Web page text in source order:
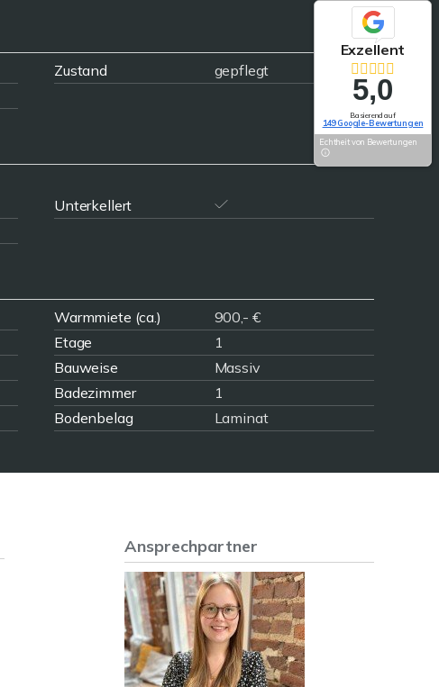
Zustand
gepflegt
Unterkellert
Warmmiete (ca.)
900,- €
Etage
1
Bauweise
Massiv
Badezimmer
1
Bodenbelag Laminat
Ansprechpartner
Exzellent
5,0
Basierend auf
149 Google-Bewertungen
Echtheit von Bewertungen